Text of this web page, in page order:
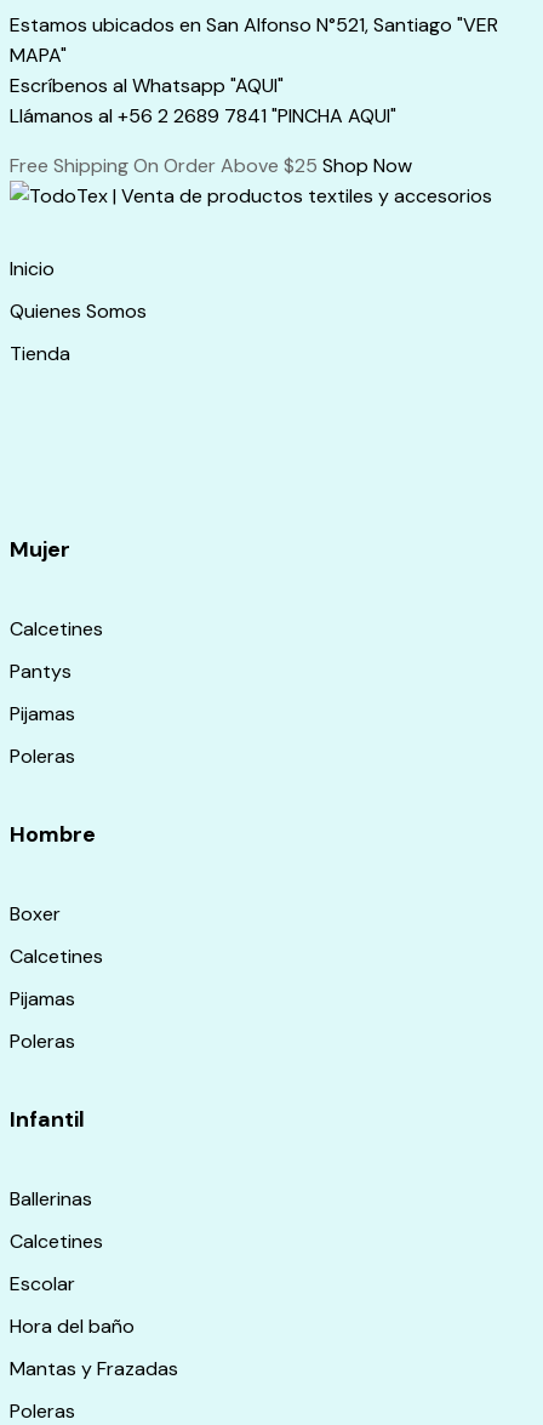
Skip
to
content
Estamos ubicados en San Alfonso N°521, Santiago "VER
MAPA"
Escríbenos al Whatsapp "AQUI"
Llámanos al +56 2 2689 7841 "PINCHA AQUI"
Free Shipping On Order Above $25 Shop Now
Inicio
Quienes Somos
Tienda
Mujer
Calcetines
Pantys
Pijamas
Poleras
Hombre
Boxer
Calcetines
Pijamas
Poleras
Infantil
Ballerinas
Calcetines
Escolar
Hora del baño
Mantas y Frazadas
Poleras